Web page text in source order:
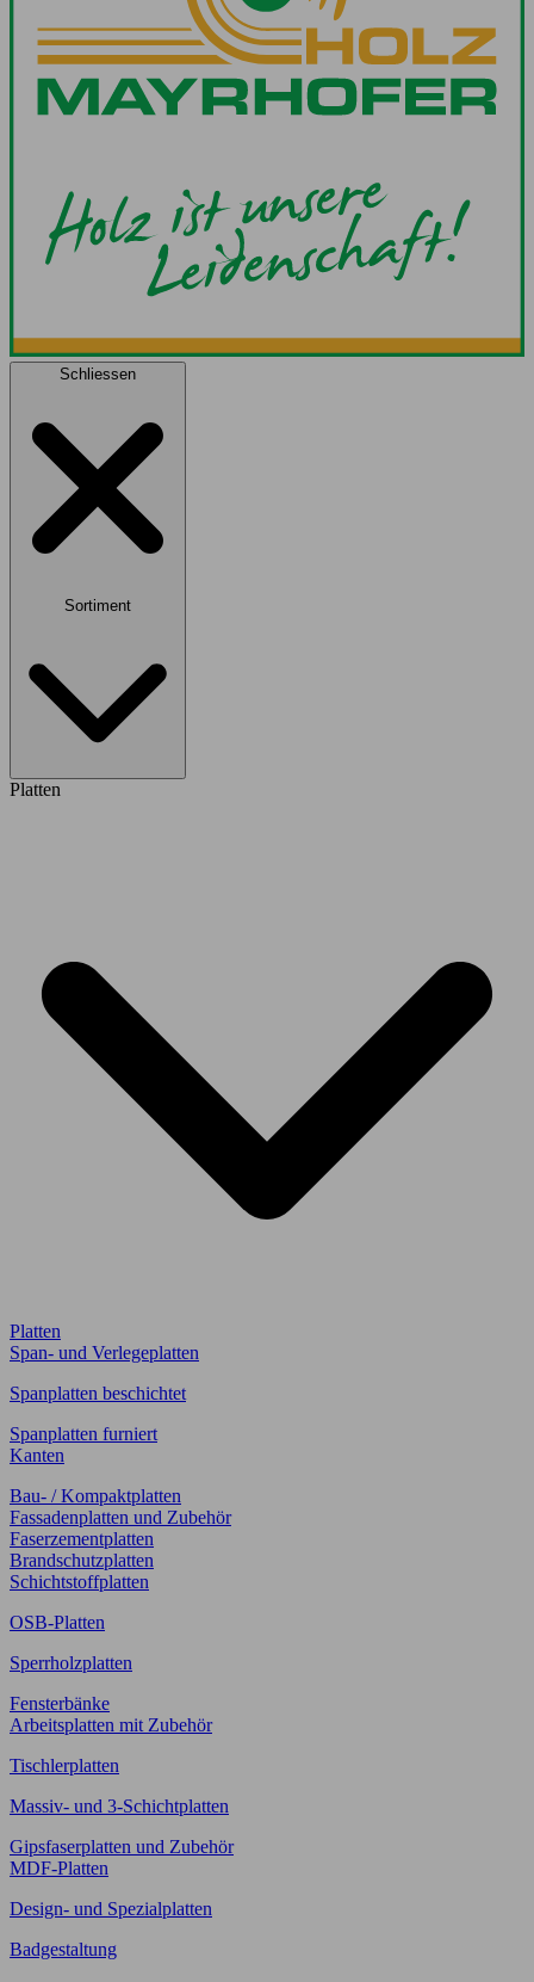
Schliessen
Sortiment
Platten
Platten
Span- und Verlegeplatten
Spanplatten beschichtet
Spanplatten furniert
Kanten
Bau- / Kompaktplatten
Fassadenplatten und Zubehör
Faserzementplatten
Brandschutzplatten
Schichtstoffplatten
OSB-Platten
Sperrholzplatten
Fensterbänke
Arbeitsplatten mit Zubehör
Tischlerplatten
Massiv- und 3-Schichtplatten
Gipsfaserplatten und Zubehör
MDF-Platten
Design- und Spezialplatten
Badgestaltung